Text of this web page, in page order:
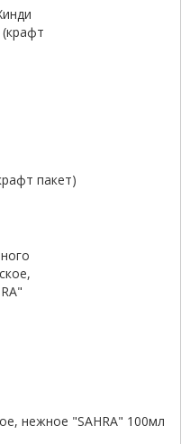
пакет)
нежное "SAHRA" 100мл